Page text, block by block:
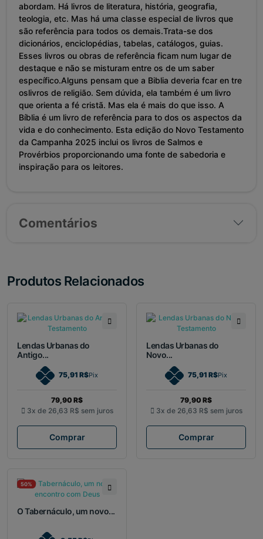
abordam. Há livros de literatura, história, geografia,
teologia, etc. Mas há uma classe especial de livros que
são referência para todos os demais.Trata-se dos
dicionários, enciclopédias, tabelas, catálogos, guias.
Esses livros ou obras de referência ficam num lugar de
destaque e não se misturam entre os de um saber
específico.Alguns pensam que a Biblia deveria fcar en tre
oslivros de religião. Sem dúvida, ela também é um livro
que orienta a fé cristã. Mas ela é mais do que isso. A
Bíblia é um livro de referência para to dos os aspectos da
vida e do conhecimento. Esta edição do Novo Testamento
da Campanha 2025 inclui os livros de Salmos e
Provérbios proporcionando uma fonte de sabedoria e
inspiração para os leitores.
Comentários
Produtos Relacionados
Lendas Urbanas do
Antigo...
75,91 R$Pix
79,90 R$
3x de 26,63 R$ sem juros
Comprar
Lendas Urbanas do
Novo...
75,91 R$Pix
79,90 R$
3x de 26,63 R$ sem juros
Comprar
50%
O Tabernáculo, um novo...